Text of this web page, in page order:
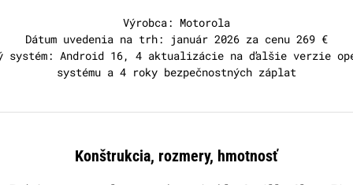
Výrobca: Motorola
Dátum uvedenia na trh: január 2026 za cenu 269 €
systém: Android 16, 4 aktualizácie na ďalšie verzie
systému a 4 roky bezpečnostných záplat
Konštrukcia, rozmery, hmotnosť